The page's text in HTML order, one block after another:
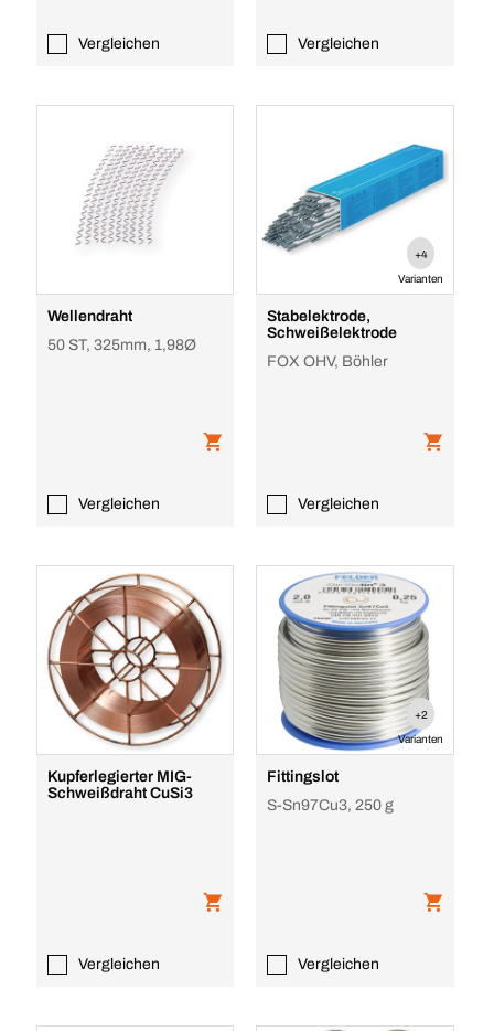
Vergleichen Vergleichen
Wellendraht
50 ST, 325mm, 1,98Ø
Vergleichen
+4
Varianten
Stabelektrode,
Schweißelektrode
FOX OHV, Böhler
Vergleichen
Kupferlegierter MIG-
Schweißdraht CuSi3
Vergleichen
+2
Varianten
Fittingslot
S-Sn97Cu3, 250 g
Vergleichen